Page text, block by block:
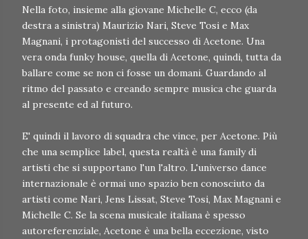
Nella foto, insieme alla giovane Michelle C, ecco (da
destra a sinistra) Maurizio Nari, Steve Tosi e Max
Magnani, i protagonisti del successo di Acetone. Una
vera onda funky house, quella di Acetone, quindi, tutta da
ballare come se non ci fosse un domani. Guardando al
ritmo del passato e creando sempre musica che guarda
al presente ed al futuro.
E' quindi il lavoro di squadra che vince, per Acetone. Più
che una semplice label, questa realtà è una family di
artisti che si supportano l'un l'altro. L'universo dance
internazionale è ormai uno spazio ben conosciuto da
artisti come Nari, Jens Lissat, Steve Tosi, Max Magnani e
Michelle C. Se la scena musicale italiana è spesso
autoreferenziale, Acetone è una bella eccezione, visto